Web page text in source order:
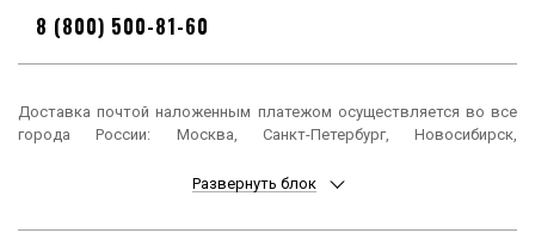
8 (800) 500-81-60
Доставка почтой наложенным платежом осуществляется во все
города России: Москва, Санкт-Петербург, Новосибирск,
Ростов-на-Дону, Уфа, Красноярск, Пермь, Воронеж, Волгоград,
Ульяновск, Иркутск, Хабаровск, Ярославль, Владивосток, Томск,
Развернуть блок